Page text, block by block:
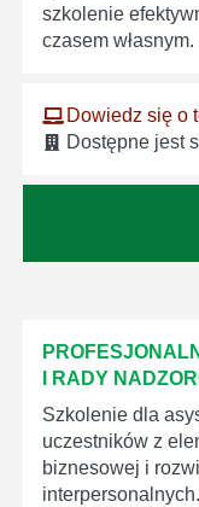
szkolenie
czasem własnym.
Dowiedz się o
Dostępne jest
I RADY
Szkolenie dla
uczestników z
biznesowej i